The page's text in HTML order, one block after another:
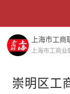
上海市工商
上海市工商业
崇明区工